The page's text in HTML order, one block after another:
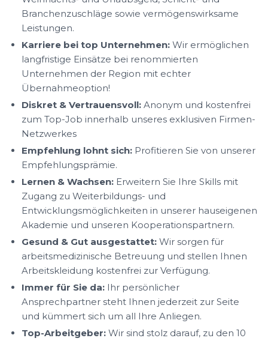
Branchenzuschläge sowie vermögenswirksame
Leistungen.
Karriere bei top Unternehmen: Wir ermöglichen
langfristige Einsätze bei renommierten
Unternehmen der Region mit echter
Übernahmeoption!
Diskret & Vertrauensvoll: Anonym und kostenfrei
zum Top-Job innerhalb unseres exklusiven Firmen-
Netzwerkes
Empfehlung lohnt sich: Profitieren Sie von unserer
Empfehlungsprämie.
Lernen & Wachsen: Erweitern Sie Ihre Skills mit
Zugang zu Weiterbildungs- und
Entwicklungsmöglichkeiten in unserer hauseigenen
Akademie und unseren Kooperationspartnern.
Gesund & Gut ausgestattet: Wir sorgen für
arbeitsmedizinische Betreuung und stellen Ihnen
Arbeitskleidung kostenfrei zur Verfügung.
Immer für Sie da: Ihr persönlicher
Ansprechpartner steht Ihnen jederzeit zur Seite
und kümmert sich um all Ihre Anliegen.
Top-Arbeitgeber: Wir sind stolz darauf, zu den 10